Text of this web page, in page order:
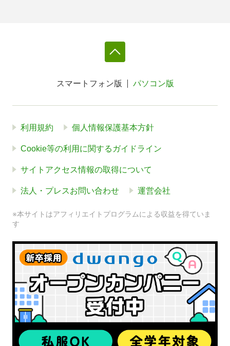
スマートフォン版 パソコン版
利用規約 個人情報保護基本方針
Cookie等の利用に関するガイドライン
サイトアクセス情報の取得について
法人・プレスお問い合わせ 運営会社
※本サイトはアフィリエイトプログラムによる収益を得ていま
す